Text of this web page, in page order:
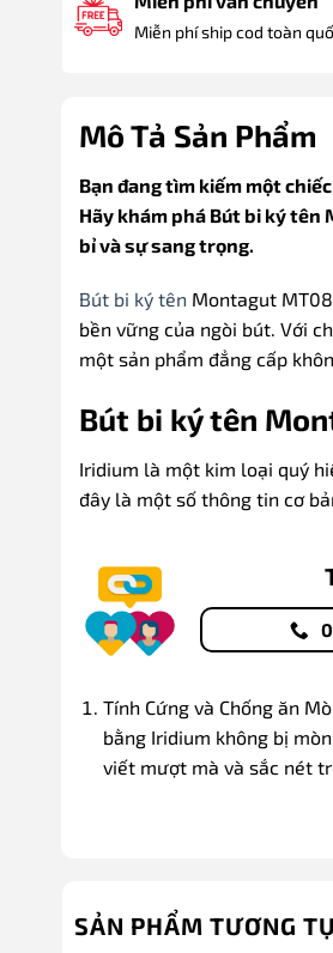
Miễn phí ship cod toàn
Mô Tả Sản Phẩm
Bạn đang tìm kiếm một
Hãy khám phá Bút bi ký
bỉ và sự sang trọng.
Bút bi ký tên Montagut
bền vững của ngòi bút. Với
một sản phẩm đẳng cấp
Bút bi ký tên
Iridium là một kim loại quý
đây là một số thông tin cơ
Tính Cứng và Chống ăn
bằng Iridium không bị
viết mượt mà và sắc nét
Cảm Giác Cầm Nắm:
mái cho người sử dụng.
thường được làm bằng
đẹp mắt.
SẢN PHẨM TƯƠNG